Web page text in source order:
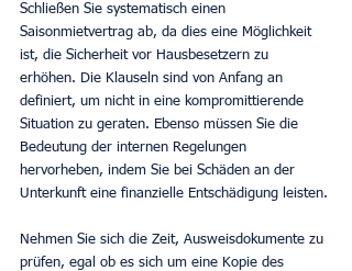
Schließen Sie systematisch einen
Saisonmietvertrag ab, da dies eine Möglichkeit
ist, die Sicherheit vor Hausbesetzern zu
erhöhen. Die Klauseln sind von Anfang an
definiert, um nicht in eine kompromittierende
Situation zu geraten. Ebenso müssen Sie die
Bedeutung der internen Regelungen
hervorheben, indem Sie bei Schäden an der
Unterkunft eine finanzielle Entschädigung leisten.
Nehmen Sie sich die Zeit, Ausweisdokumente zu
prüfen, egal ob es sich um eine Kopie des